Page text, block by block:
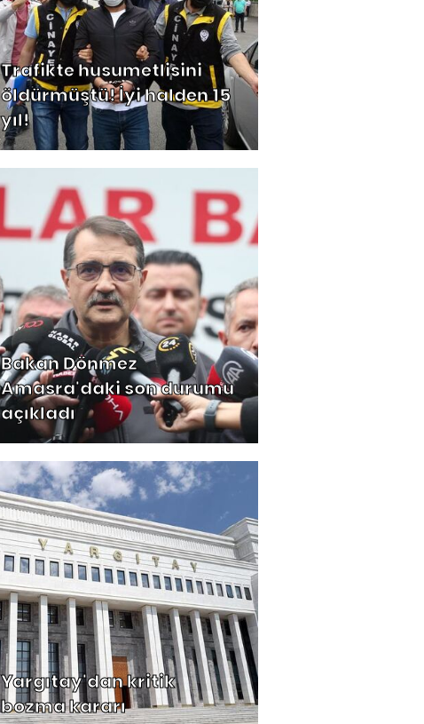
Trafikte husumetlisini
öldürmüştü! İyi halden 15
yıl!
Bakan Dönmez
Amasra'daki son durumu
açıkladı
Yargıtay'dan kritik
bozma kararı